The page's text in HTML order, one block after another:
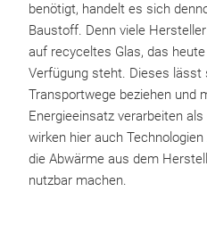
benötigt, handelt es sich
Baustoff. Denn viele
auf recyceltes Glas, das
Verfügung steht. Dieses lässt
Transportwege beziehen und
Energieeinsatz verarbeiten
wirken hier auch
die Abwärme aus dem
nutzbar machen.